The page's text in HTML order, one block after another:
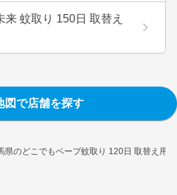
県のどこでもベープ蚊取り 120日 取替え用
来 蚊取り 150日 取替え
図で店舗を探す